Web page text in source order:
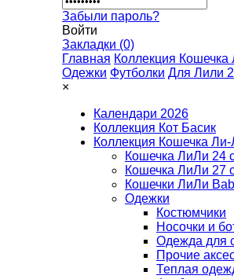
Забыли пароль?
Войти
Закладки (0)
Главная Коллекция Кошечка
Одежки Футболки Для Лили
×
Календари 2026
Коллекция Кот Басик
Коллекция Кошечка
Кошечка ЛиЛи 24
Кошечка ЛиЛи 27
Кошечки ЛиЛи
Одежки
Костюмчики
Носочки и
Одежда для
Прочие
Теплая